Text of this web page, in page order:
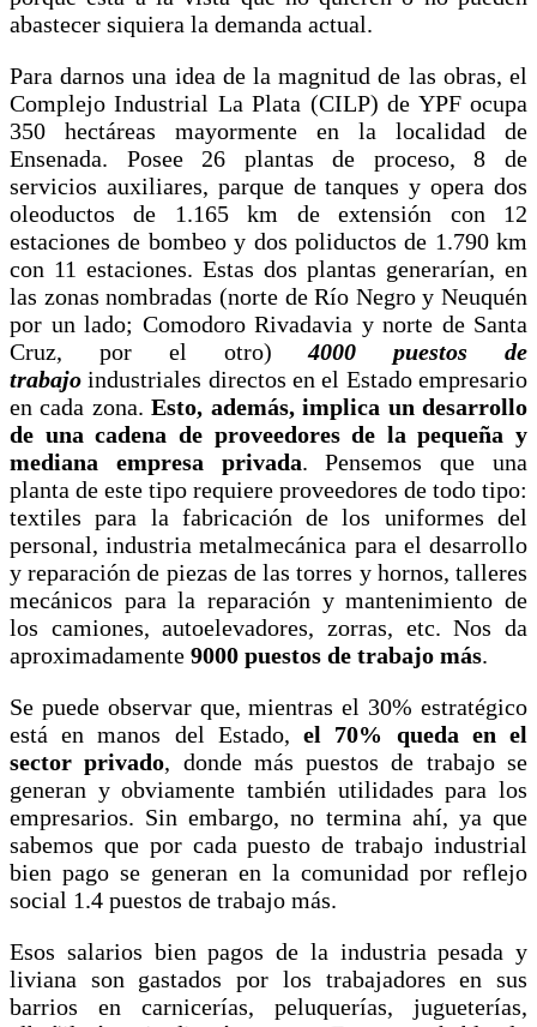
abastecer siquiera la demanda actual.
Para darnos una idea de la magnitud de las obras, el
Complejo Industrial La Plata (CILP) de YPF ocupa
350 hectáreas mayormente en la localidad de
Ensenada. Posee 26 plantas de proceso, 8 de
servicios auxiliares, parque de tanques y opera dos
oleoductos de 1.165 km de extensión con 12
estaciones de bombeo y dos poliductos de 1.790 km
con 11 estaciones. Estas dos plantas generarían, en
las zonas nombradas (norte de Río Negro y Neuquén
por un lado; Comodoro Rivadavia y norte de Santa
Cruz, por el otro)4000 puestos de
trabajoindustriales directos en el Estado empresario
en cada zona.Esto, además, implica un desarrollo
de una cadena de proveedores de la pequeña y
mediana empresa privada. Pensemos que una
planta de este tipo requiere proveedores de todo tipo:
textiles para la fabricación de los uniformes del
personal, industria metalmecánica para el desarrollo
y reparación de piezas de las torres y hornos, talleres
mecánicos para la reparación y mantenimiento de
los camiones, autoelevadores, zorras, etc. Nos da
aproximadamente 9000 puestos de trabajo más.
Se puede observar que, mientras el 30% estratégico
está en manos del Estado,el 70% queda en el
sector privado, donde más puestos de trabajo se
generan y obviamente también utilidades para los
empresarios. Sin embargo, no termina ahí, ya que
sabemos que por cada puesto de trabajo industrial
bien pago se generan en la comunidad por reflejo
social 1.4 puestos de trabajo más.
Esos salarios bien pagos de la industria pesada y
liviana son gastados por los trabajadores en sus
barrios en carnicerías, peluquerías, jugueterías,